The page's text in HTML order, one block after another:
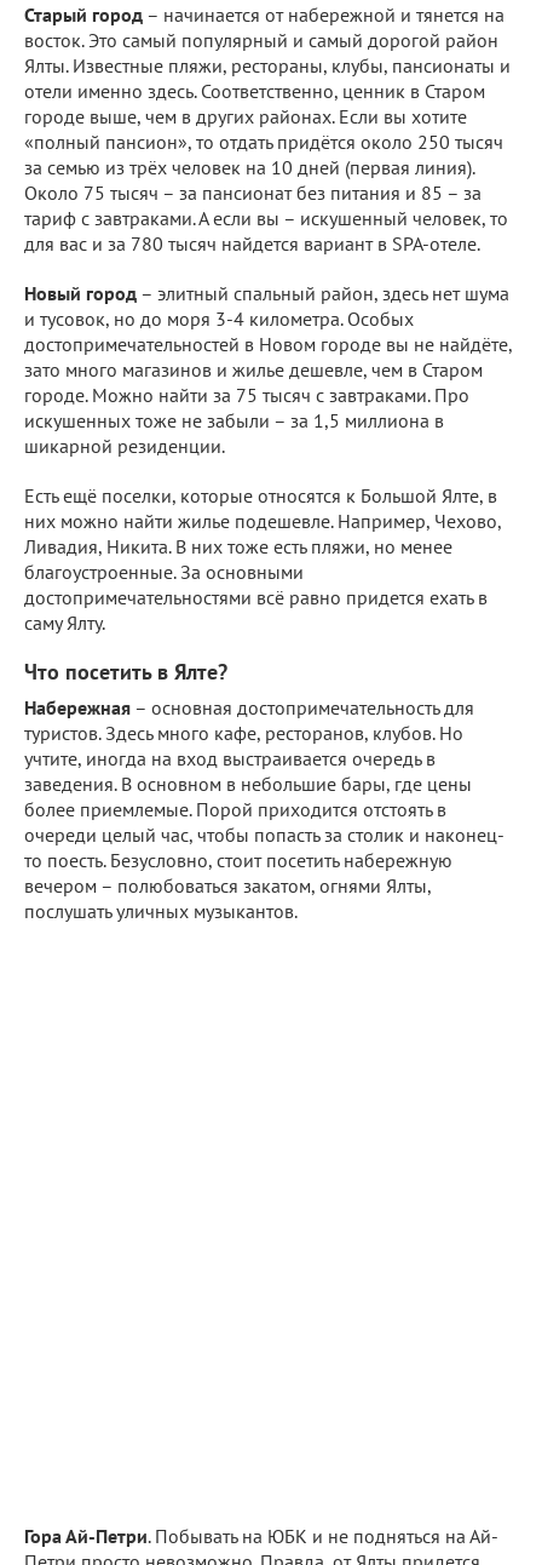
Старый город – начинается от набережной и тянется на
восток. Это самый популярный и самый дорогой район
Ялты. Известные пляжи, рестораны, клубы, пансионаты и
отели именно здесь. Соответственно, ценник в Старом
городе выше, чем в других районах. Если вы хотите
«полный пансион», то отдать придётся около 250 тысяч
за семью из трёх человек на 10 дней (первая линия).
Около 75 тысяч – за пансионат без питания и 85 – за
тариф с завтраками. А если вы – искушенный человек, то
для вас и за 780 тысяч найдется вариант в SPA-отеле.
Новый город – элитный спальный район, здесь нет шума
и тусовок, но до моря 3-4 километра. Особых
достопримечательностей в Новом городе вы не найдёте,
зато много магазинов и жилье дешевле, чем в Старом
городе. Можно найти за 75 тысяч с завтраками. Про
искушенных тоже не забыли – за 1,5 миллиона в
шикарной резиденции.
Есть ещё поселки, которые относятся к Большой Ялте, в
них можно найти жилье подешевле. Например, Чехово,
Ливадия, Никита. В них тоже есть пляжи, но менее
благоустроенные. За основными
достопримечательностями всё равно придется ехать в
саму Ялту.
Что посетить в Ялте?
Набережная – основная достопримечательность для
туристов. Здесь много кафе, ресторанов, клубов. Но
учтите, иногда на вход выстраивается очередь в
заведения. В основном в небольшие бары, где цены
более приемлемые. Порой приходится отстоять в
очереди целый час, чтобы попасть за столик и наконец-
то поесть. Безусловно, стоит посетить набережную
вечером – полюбоваться закатом, огнями Ялты,
послушать уличных музыкантов.
Гора Ай-Петри. Побывать на ЮБК и не подняться на Ай-